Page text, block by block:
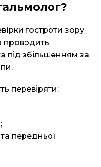
гостроти зору
проводить
під збільшенням за
перевіряти:
передньої